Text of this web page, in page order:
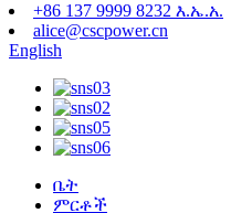
+86 137 9999 8232 እ.ኤ.አ.
alice@cscpower.cn
English
ቤት
ምርቶች